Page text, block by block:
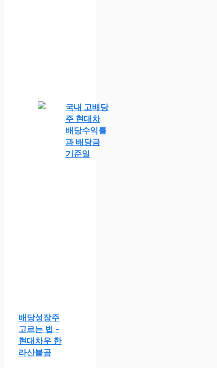
국내 고배당
주 현대차
배당수익률
과 배당금
기준일
배당성장주
고르는 법 –
현대차우 한
라산불곰